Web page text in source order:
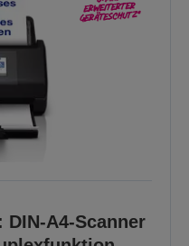
DIN-A4-Scanner